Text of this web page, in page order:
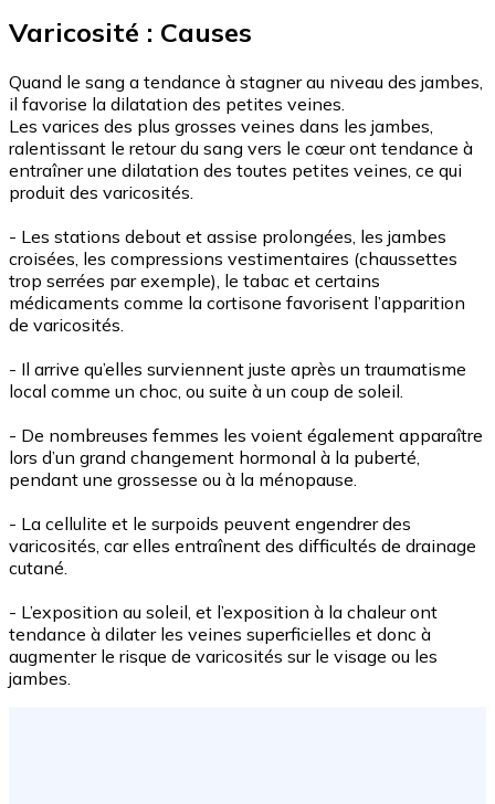
Varicosité : Causes
Quand le sang a tendance à stagner au niveau des jambes,
il favorise la dilatation des petites veines.
Les varices des plus grosses veines dans les jambes,
ralentissant le retour du sang vers le cœur ont tendance à
entraîner une dilatation des toutes petites veines, ce qui
produit des varicosités.
- Les stations debout et assise prolongées, les jambes
croisées, les compressions vestimentaires (chaussettes
trop serrées par exemple), le tabac et certains
médicaments comme la cortisone favorisent l’apparition
de varicosités.
- Il arrive qu’elles surviennent juste après un traumatisme
local comme un choc, ou suite à un coup de soleil.
- De nombreuses femmes les voient également apparaître
lors d’un grand changement hormonal à la puberté,
pendant une grossesse ou à la ménopause.
- La cellulite et le surpoids peuvent engendrer des
varicosités, car elles entraînent des difficultés de drainage
cutané.
- L’exposition au soleil, et l’exposition à la chaleur ont
tendance à dilater les veines superficielles et donc à
augmenter le risque de varicosités sur le visage ou les
jambes.